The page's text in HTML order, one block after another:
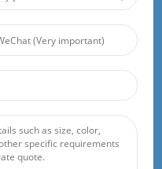
No. 30, Lianhu 3rd
Changsha City, Hunan